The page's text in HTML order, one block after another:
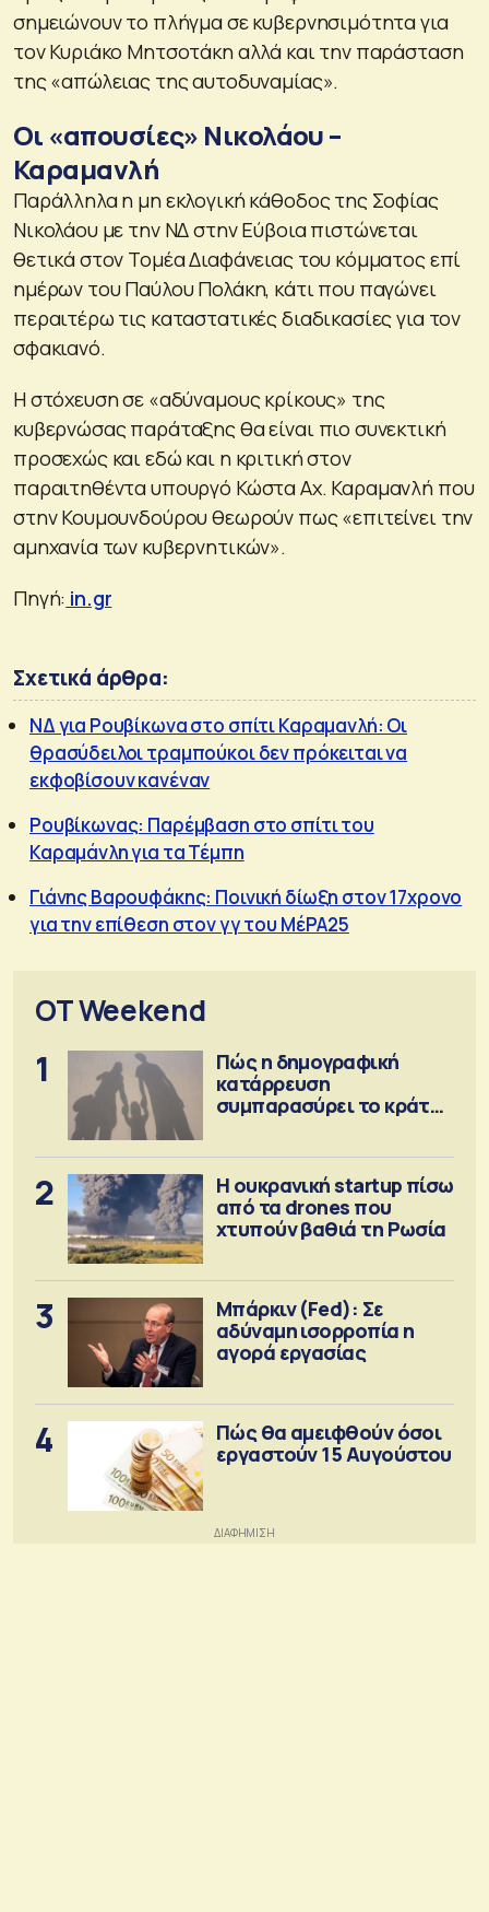
σημειώνουν το πλήγμα σε κυβερνησιμότητα για
τον Κυριάκο Μητσοτάκη αλλά και την παράσταση
της «απώλειας της αυτοδυναμίας».
Οι «απουσίες» Νικολάου –
Καραμανλή
Παράλληλα η μη εκλογική κάθοδος της Σοφίας
Νικολάου με την ΝΔ στην Εύβοια πιστώνεται
θετικά στον Τομέα Διαφάνειας του κόμματος επί
ημέρων του Παύλου Πολάκη, κάτι που παγώνει
περαιτέρω τις καταστατικές διαδικασίες για τον
σφακιανό.
Η στόχευση σε «αδύναμους κρίκους» της
κυβερνώσας παράταξης θα είναι πιο συνεκτική
προσεχώς και εδώ και η κριτική στον
παραιτηθέντα υπουργό Κώστα Αχ. Καραμανλή που
στην Κουμουνδούρου θεωρούν πως «επιτείνει την
αμηχανία των κυβερνητικών».
Πηγή: in.gr
Σχετικά άρθρα:
ΝΔ για Ρουβίκωνα στο σπίτι Καραμανλή: Οι
θρασύδειλοι τραμπούκοι δεν πρόκειται να
εκφοβίσουν κανέναν
Ρουβίκωνας: Παρέμβαση στο σπίτι του
Καραμάνλη για τα Τέμπη
Γιάνης Βαρουφάκης: Ποινική δίωξη στον 17χρονο
για την επίθεση στον γγ του ΜέΡΑ25
OT Weekend
1
Πώς η δημογραφική
κατάρρευση
συμπαρασύρει το κράτος
2
Η ουκρανική startup πίσω
από τα drones που
χτυπούν βαθιά τη Ρωσία
3
Μπάρκιν (Fed): Σε
αδύναμη ισορροπία η
αγορά εργασίας
4
Πώς θα αμειφθούν όσοι
εργαστούν 15 Αυγούστου